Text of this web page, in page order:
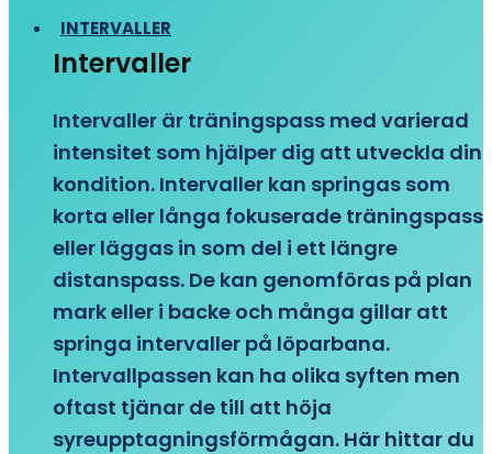
INTERVALLER
Intervaller
Intervaller är träningspass med varierad
intensitet som hjälper dig att utveckla din
kondition. Intervaller kan springas som
korta eller långa fokuserade träningspass
eller läggas in som del i ett längre
distanspass. De kan genomföras på plan
mark eller i backe och många gillar att
springa intervaller på löparbana.
Intervallpassen kan ha olika syften men
oftast tjänar de till att höja
syreupptagningsförmågan. Här hittar du